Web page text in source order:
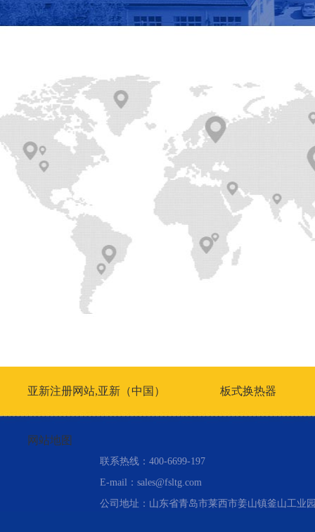
亚新注册网站,亚新（中国） 板式换热器
网站地图
联系热线：400-6699-197
E-mail：sales@fsltg.com
公司地址：山东省青岛市莱西市姜山镇釜山工业